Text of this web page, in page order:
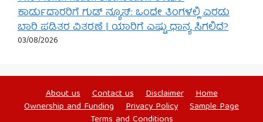
ಕಾರ್ಡುದಾರರಿಗೆ ಗುಡ್ ನ್ಯೂಸ್: ಒಂದೇ ತಿಂಗಳಲ್ಲಿ ಎರಡು
ಬಾರಿ ಪಡಿತರ ವಿತರಣೆ | ಯಾರಿಗೆ ಎಷ್ಟು ಧಾನ್ಯ ಸಿಗಲಿದೆ?
03/08/2026
About us Contact us Disclaimer
Home
Ownership and Funding
Privacy Policy
Sample Page